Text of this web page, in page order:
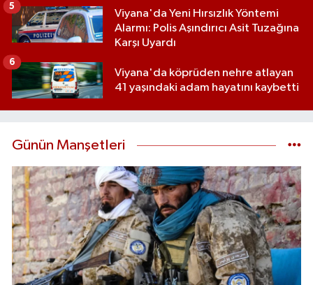
Viyana'da Yeni Hırsızlık Yöntemi
Alarmı: Polis Aşındırıcı Asit Tuzağına
Karşı Uyardı
5
Viyana'da köprüden nehre atlayan
41 yaşındaki adam hayatını kaybetti
6
Günün Manşetleri